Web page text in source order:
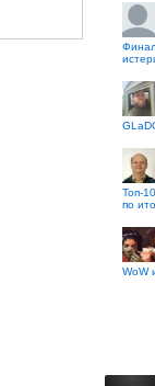
Топ-
по
WoW